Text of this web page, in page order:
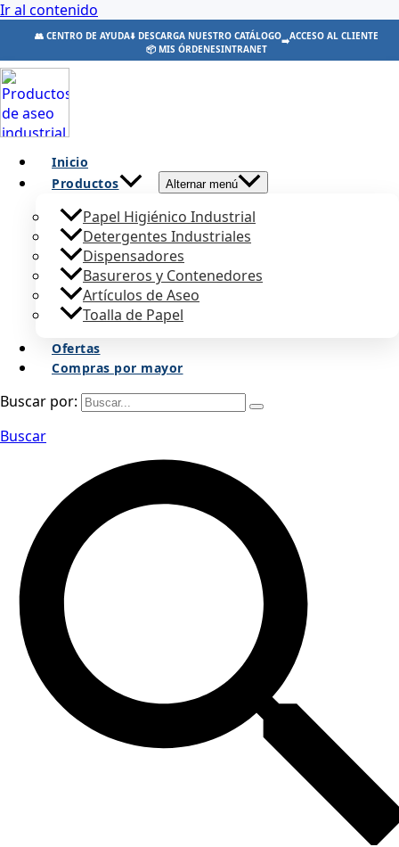
Ir al contenido
👥 CENTRO DE AYUDA⬇️ DESCARGA NUESTRO CATÁLOGO➡️ACCESO AL CLIENTE
📦 MIS ÓRDENESINTRANET
Inicio
Productos
Alternar menú
Papel Higiénico Industrial
Detergentes Industriales
Dispensadores
Basureros y Contenedores
Artículos de Aseo
Toalla de Papel
Ofertas
Compras por mayor
Buscar por:
Buscar